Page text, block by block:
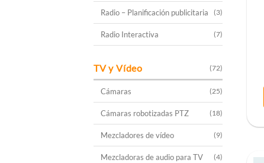
Radio – Planificación publicitaria (3)
Radio Interactiva (7)
TV y Vídeo (72)
Cámaras (25)
Cámaras robotizadas PTZ (18)
Mezcladores de vídeo (9)
Mezcladoras de audio para TV (4)